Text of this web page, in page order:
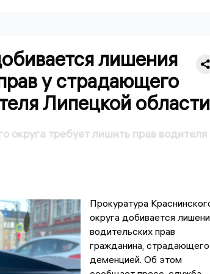
лишения
у страдающего
Липецкой области
округа требует лишить прав водителя
Прокуратура
округа добивается
водительских прав
гражданина, страдающего
деменцией. Об этом